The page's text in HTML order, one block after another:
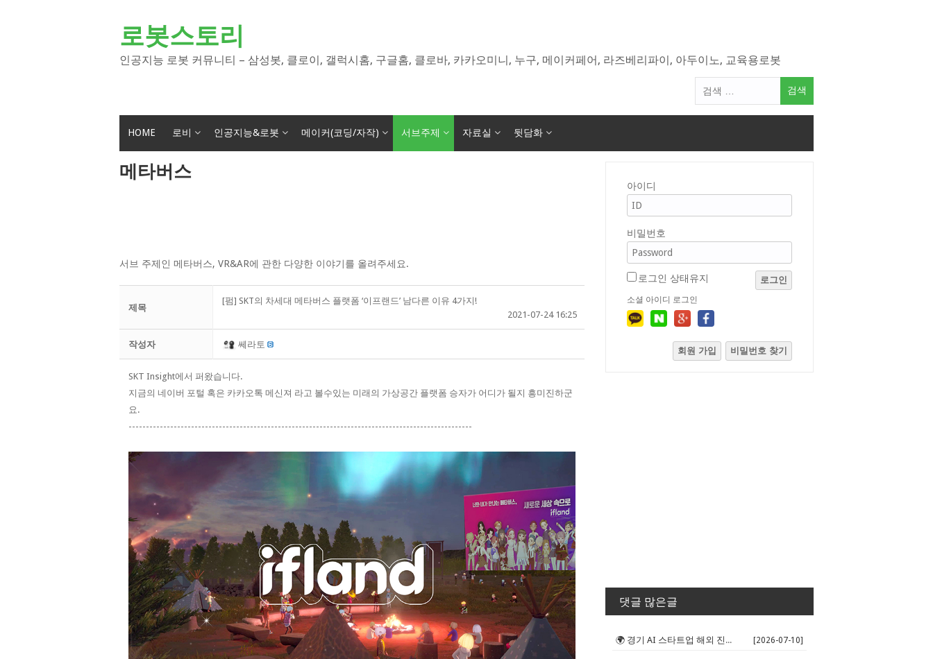
로봇스토리
인공지능 로봇 커뮤니티 – 삼성봇, 클로이, 갤럭시홈, 구글홈, 클로바, 카카오미니, 누구, 메이커페어, 라즈베리파이, 아두이노, 교육용로봇
색
HOME 로비 인공지능&로봇 메이커(코딩/자작) 서브주제 자료실 뒷담화
메타버스
서브 주제인 메타버스, VR&AR에 관한 다양한 이야기를 올려주세요.
제목
[펌] SKT의 차세대 메타버스 플랫폼 ‘이프랜드’ 남다른 이유 4가지!
2021-07-24 16:25
작성자 쎄라토
SKT Insight에서 퍼왔습니다.
지금의 네이버 포털 혹은 카카오톡 메신져 라고 볼수있는 미래의 가상공간 플랫폼 승자가 어디가 될지 흥미진하군
요.
---------------------------------------------------------------------------------------------------
아이디
비밀번호
로그인 상태유지 로그인
소셜 아이디 로그인
회원 가입 비밀번호 찾기
댓글 많은글
🌍 경기 AI 스타트업 해외 진출 판... [2026-07-10]